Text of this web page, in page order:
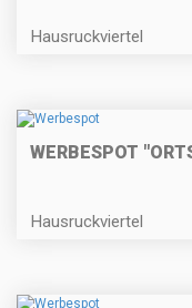
Hausruckviertel
WERBESPOT
Hausruckviertel